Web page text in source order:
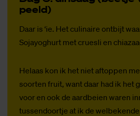
peeld)
Daar is ‘ie. Het culinaire ontbijt
Sojayoghurt met cruesli en
Helaas kon ik het niet aftoppen
soorten fruit, want daar had ik het
voor en ook de aardbeien waren
tussendoortje at ik de